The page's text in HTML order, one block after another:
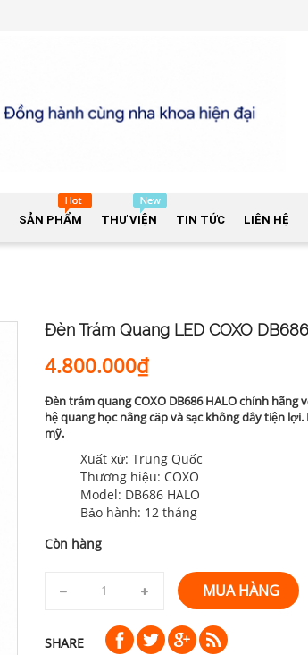
SẢN PHẨM THƯ VIỆN TIN TỨC LIÊN HỆ
Đèn Trám Quang LED COXO
4.800.000₫
Đèn trám quang COXO DB686 HALO chính
hệ quang học nâng cấp và sạc không dây tiện
mỹ.
Xuất xứ: Trung Quốc
Thương hiệu: COXO
Model: DB686 HALO
Bảo hành: 12 tháng
Còn hàng
MUA HÀNG
SHARE